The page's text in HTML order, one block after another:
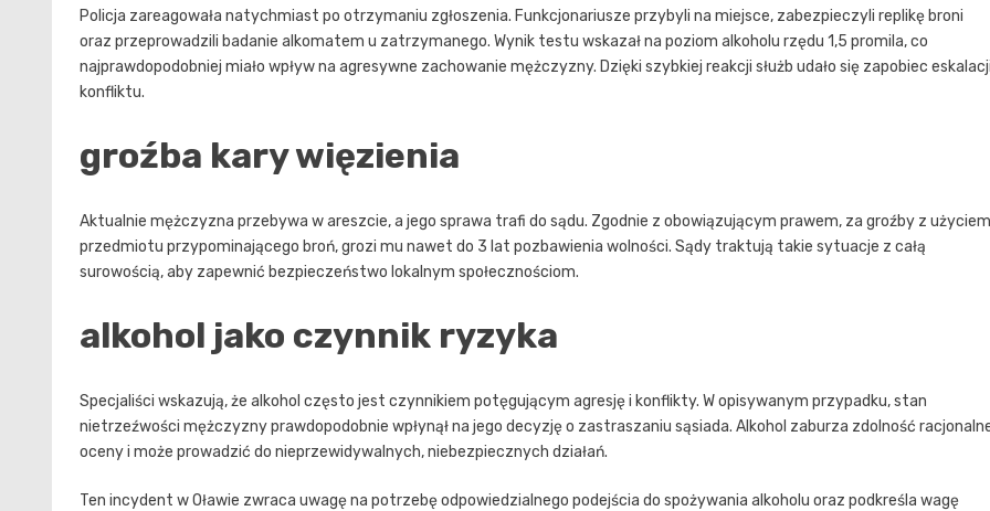
Policja zareagowała natychmiast po otrzymaniu zgłoszenia. Funkcjonariusze przybyli na miejsce, zabezpieczyli replikę broni
oraz przeprowadzili badanie alkomatem u zatrzymanego. Wynik testu wskazał na poziom alkoholu rzędu 1,5 promila, co
najprawdopodobniej miało wpływ na agresywne zachowanie mężczyzny. Dzięki szybkiej reakcji służb udało się zapobiec
konfliktu.
groźba kary więzienia
Aktualnie mężczyzna przebywa w areszcie, a jego sprawa trafi do sądu. Zgodnie z obowiązującym prawem, za groźby z użyciem
przedmiotu przypominającego broń, grozi mu nawet do 3 lat pozbawienia wolności. Sądy traktują takie sytuacje z całą
surowością, aby zapewnić bezpieczeństwo lokalnym społecznościom.
alkohol jako czynnik ryzyka
Specjaliści wskazują, że alkohol często jest czynnikiem potęgującym agresję i konflikty. W opisywanym przypadku, stan
nietrzeźwości mężczyzny prawdopodobnie wpłynął na jego decyzję o zastraszaniu sąsiada. Alkohol zaburza zdolność
oceny i może prowadzić do nieprzewidywalnych, niebezpiecznych działań.
Ten incydent w Oławie zwraca uwagę na potrzebę odpowiedzialnego podejścia do spożywania alkoholu oraz podkreśla wagę